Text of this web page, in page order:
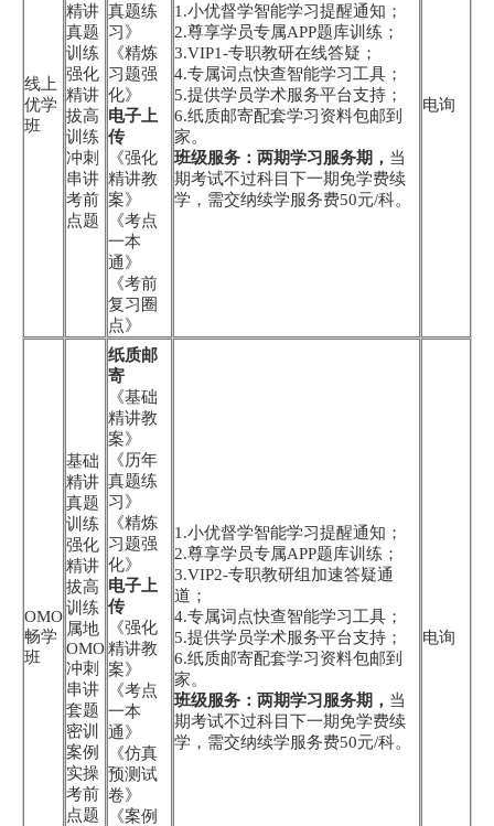
线上
优学
班
精讲
真题
训练
强化
精讲
拔高
训练
冲刺
串讲
考前
点题
真题练
习》
《精炼
习题强
化》
电子上
传
《强化
精讲教
案》
《考点
一本
通》
《考前
复习圈
点》
1.小优督学智能学习提醒通知；
2.尊享学员专属APP题库训练；
3.VIP1-专职教研在线答疑；
4.专属词点快查智能学习工具；
5.提供学员学术服务平台支持；
6.纸质邮寄配套学习资料包邮到
家。
班级服务：两期学习服务期， 当
期考试不过科目下一期免学费续
学，需交纳续学服务费50元/科。
电询
OMO
畅学
班
基础
精讲
真题
训练
强化
精讲
拔高
训练
属地
OMO
冲刺
串讲
套题
密训
案例
实操
考前
点题
纸质邮
寄
《基础
精讲教
案》
《历年
真题练
习》
《精炼
习题强
化》
电子上
传
《强化
精讲教
案》
《考点
一本
通》
《仿真
预测试
卷》
《案例
1.小优督学智能学习提醒通知；
2.尊享学员专属APP题库训练；
3.VIP2-专职教研组加速答疑通
道；
4.专属词点快查智能学习工具；
5.提供学员学术服务平台支持；
6.纸质邮寄配套学习资料包邮到
家。
班级服务：两期学习服务期， 当
期考试不过科目下一期免学费续
学，需交纳续学服务费50元/科。
电询